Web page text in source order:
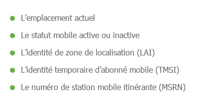
L’emplacement actuel
Le statut mobile active ou inactive
L’identité de zone de localisation (LAI)
L’identité temporaire d’abonné mobile (TMSI)
Le numéro de station mobile itinérante (MSRN)